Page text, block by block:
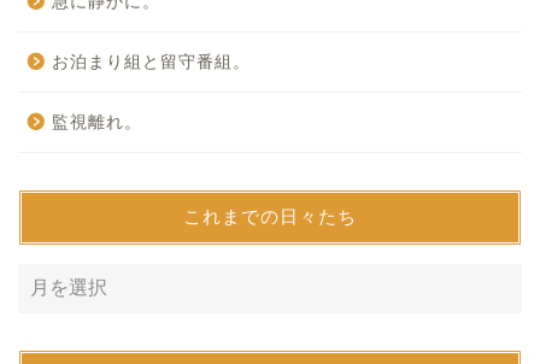
お泊まり組と留守番組。
監視離れ。
これまでの日々たち